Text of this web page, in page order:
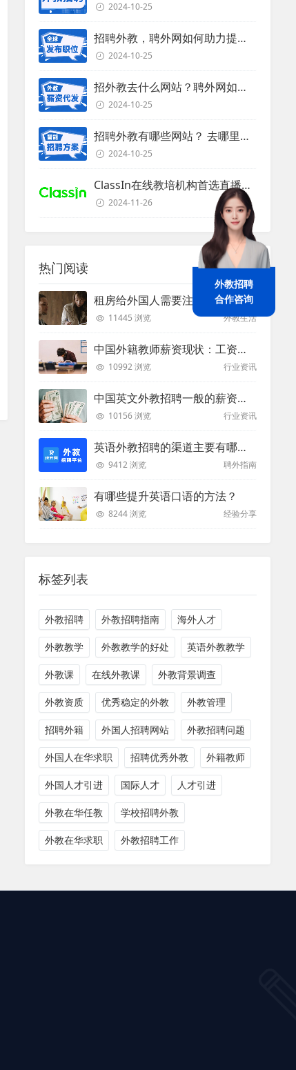
2024-10-25
招聘外教，聘外网如何助力提升招聘效率？
2024-10-25
招外教去什么网站？聘外网如何助力企业外教招聘
2024-10-25
招聘外教有哪些网站？ 去哪里招聘外教？
2024-10-25
ClassIn在线教培机构首选直播课堂服务商
2024-11-26
热门阅读
租房给外国人需要注意些什么？
11445 浏览 外教生活
中国外籍教师薪资现状：工资和待遇都非常高
10992 浏览 行业资讯
中国英文外教招聘一般的薪资是多少？
10156 浏览 行业资讯
英语外教招聘的渠道主要有哪些？
9412 浏览 聘外指南
有哪些提升英语口语的方法？
8244 浏览 经验分享
标签列表
外教招聘 外教招聘指南 海外人才
外教教学 外教教学的好处 英语外教教学
外教课 在线外教课 外教背景调查
外教资质 优秀稳定的外教 外教管理
招聘外籍 外国人招聘网站 外教招聘问题
外国人在华求职 招聘优秀外教 外籍教师
外国人才引进 国际人才 人才引进
外教在华任教 学校招聘外教
外教在华求职 外教招聘工作
外教招聘
合作咨询